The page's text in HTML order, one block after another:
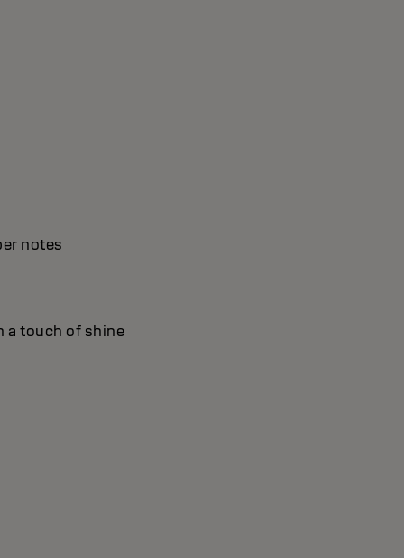
notes
a touch of shine